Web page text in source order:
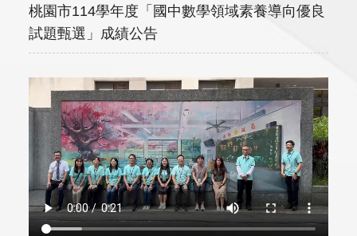
桃園市114學年度「國中數學領域素養導向優良
試題甄選」成績公告